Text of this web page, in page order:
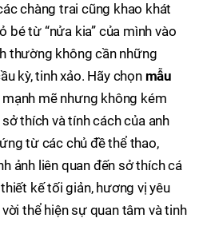
chàng trai cũng khao khát
bé từ “nửa kia” của mình vào
thường không cần những
kỳ, tinh xảo. Hãy chọn mẫu
mạnh mẽ nhưng không kém
thích và tính cách của anh
từ các chủ đề thể thao,
ảnh liên quan đến sở thích cá
kế tối giản, hương vị yêu
thể hiện sự quan tâm và tinh